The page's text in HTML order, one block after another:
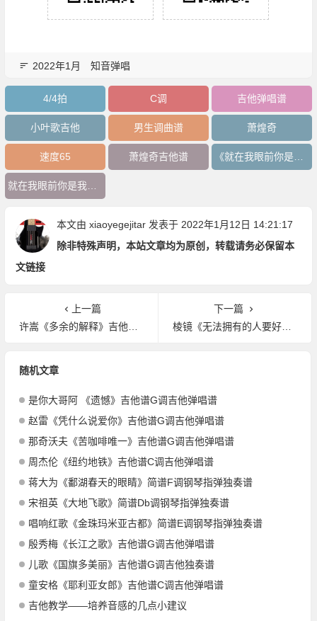
2022年1月 知音弹唱
4/4拍 C调 吉他弹唱谱
小叶歌吉他 男生调曲谱 萧煌奇
速度65 萧煌奇吉他谱 《就在我眼前你是我的眼》吉他谱
就在我眼前你是我的眼吉他谱
本文由 xiaoyegejitar发表于 2022年1月12日 14:21:17
除非特殊声明，本站文章均为原创，转载请务必保留本
文链接
上一篇
许嵩《多余的解释》吉他谱C调吉他弹唱谱
下一篇
棱镜《无法拥有的人要好好道别》吉他谱G调吉他弹唱谱
随机文章
是你大哥阿 《遗憾》吉他谱G调吉他弹唱谱
赵雷《凭什么说爱你》吉他谱G调吉他弹唱谱
那奇沃夫《苦咖啡唯一》吉他谱G调吉他弹唱谱
周杰伦《纽约地铁》吉他谱C调吉他弹唱谱
蒋大为《鄱湖春天的眼睛》简谱F调钢琴指弹独奏谱
宋祖英《大地飞歌》简谱Db调钢琴指弹独奏谱
唱响红歌《金珠玛米亚古都》简谱E调钢琴指弹独奏谱
殷秀梅《长江之歌》吉他谱G调吉他弹唱谱
儿歌《国旗多美丽》吉他谱G调吉他独奏谱
童安格《耶利亚女郎》吉他谱C调吉他弹唱谱
吉他教学——培养音感的几点小建议